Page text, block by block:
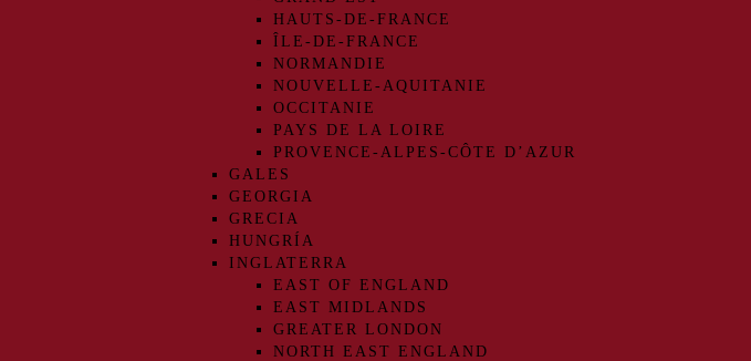
HAUTS-DE-FRANCE
ÎLE-DE-FRANCE
NORMANDIE
NOUVELLE-AQUITANIE
OCCITANIE
PAYS DE LA LOIRE
PROVENCE-ALPES-CÔTE D’AZUR
GALES
GEORGIA
GRECIA
HUNGRÍA
INGLATERRA
EAST OF ENGLAND
EAST MIDLANDS
GREATER LONDON
NORTH EAST ENGLAND